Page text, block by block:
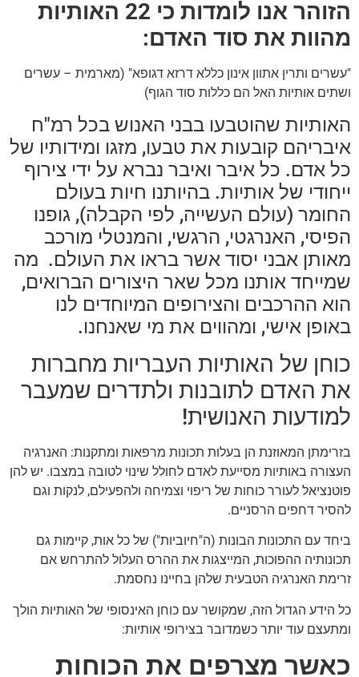
הזוהר אנו לומדות כי 22 האותיות
מהוות את סוד האדם:
"עשרים ותרין אתוון אינון כללא דרזא דגופא" (מארמית – עשרים
ושתים אותיות האל הם כללות סוד הגוף)
האותיות שהוטבעו בבני האנוש בכל רמ"ח
איבריהם קובעות את טבעו, מזגו ומידותיו של
כל אדם. כל איבר ואיבר נברא על ידי צירוף
ייחודי של אותיות. בהיותנו חיות בעולם
החומר (עולם העשייה, לפי הקבלה), גופנו
הפיסי, האנרגטי, הרגשי, והמנטלי מורכב
מאותן אבני יסוד אשר בראו את העולם. מה
שמייחד אותנו מכל שאר היצורים הברואים,
הוא ההרכבים והצירופים המיוחדים לנו
באופן אישי, ומהווים את מי שאנחנו.
כוחן של האותיות העבריות מחברות
את האדם לתובנות ולתדרים שמעבר
למודעות האנושית!
בזרימתן המאוזנת הן בעלות תכונות מרפאות ומתקנות: האנרגיה
העצורה באותיות מסייעת לאדם לחולל שינוי לטובה במצבו. יש להן
פוטנציאל לעורר כוחות של ריפוי וצמיחה ולהפעילם, לנקות וגם
להסיר דחפים הרסניים.
ביחד עם התכונות הבונות (ה"חיוביות") של כל אות, קיימות גם
תכונותיה ההפוכות, המייצגות את ההרס העלול להתרחש אם
זרימת האנרגיה הטבעית שלהן בחיינו נחסמת.
כל הידע הגדול הזה, שמקושר עם כוחן האינסופי של האותיות הולך
ומתעצם עוד יותר כשמדובר בצירופי אותיות:
כאשר מצרפים את הכוחות